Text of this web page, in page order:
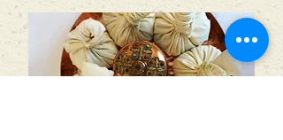
Ayurveda